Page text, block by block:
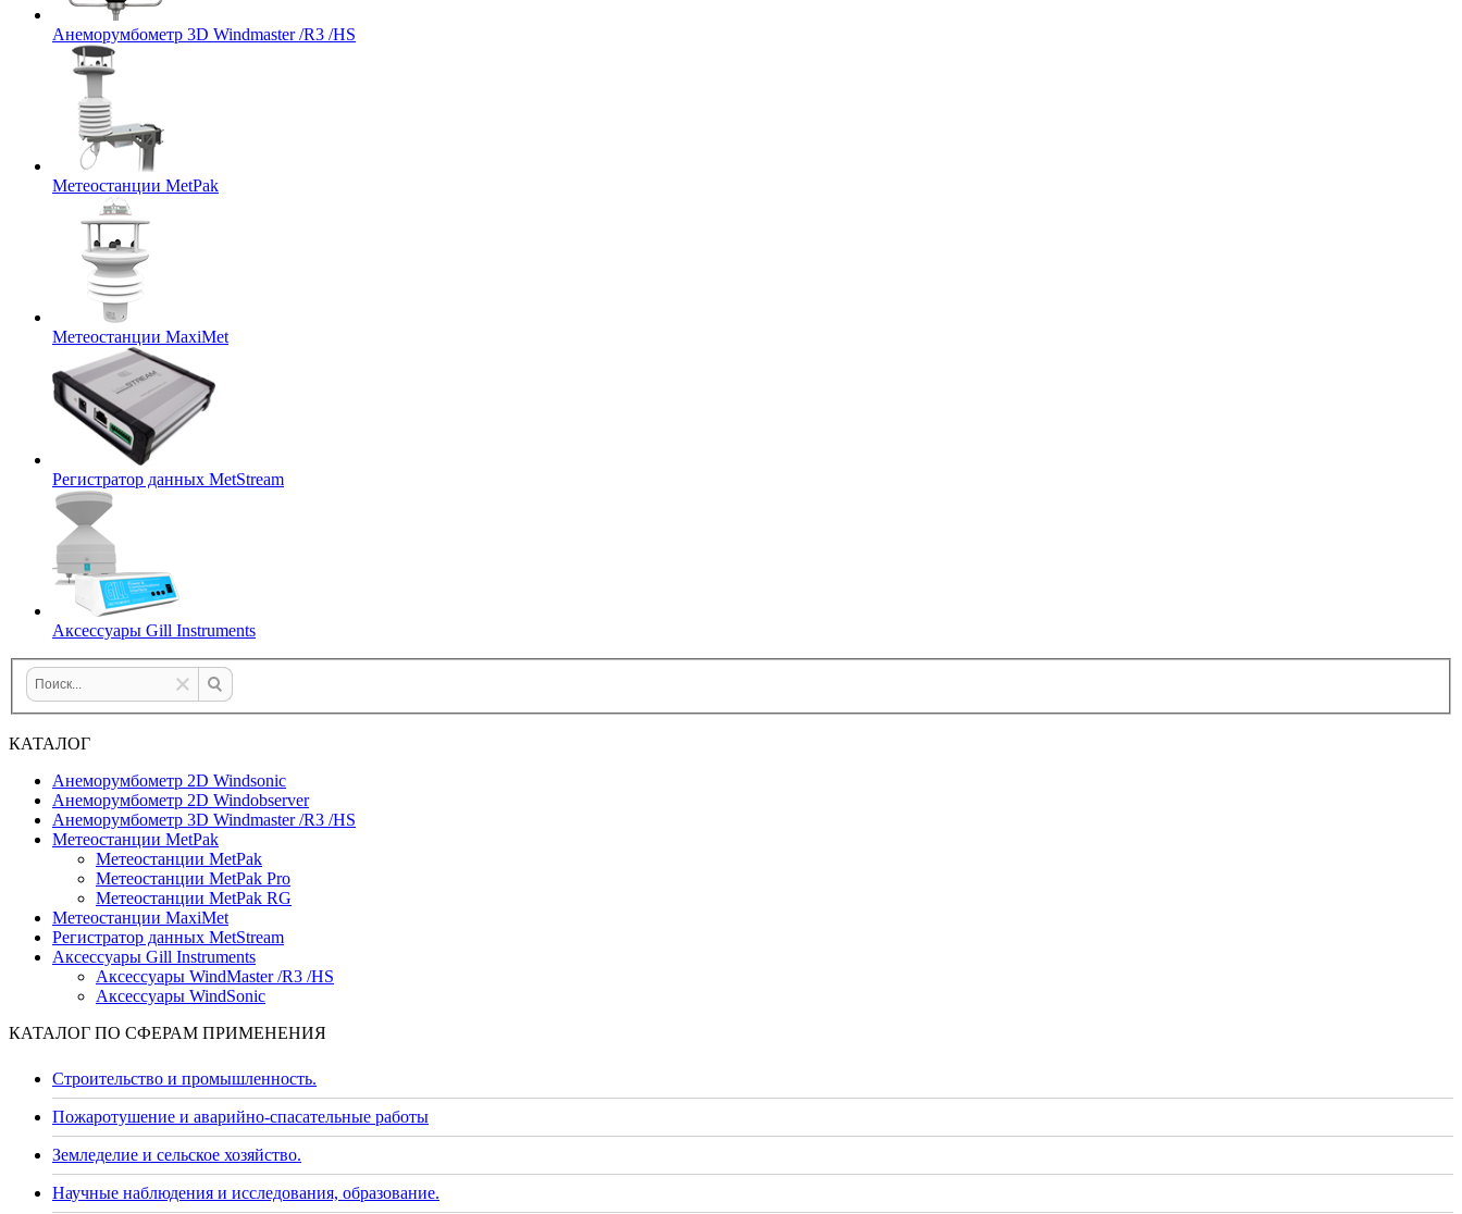
Анеморумбометр 3D Windmaster /R3 /HS
Метеостанции MetPak
Метеостанции MaxiMet
Регистратор данных MetStream
Аксессуары Gill Instruments
КАТАЛОГ
Анеморумбометр 2D Windsonic
Анеморумбометр 2D Windobserver
Анеморумбометр 3D Windmaster /R3 /HS
Метеостанции MetPak
Метеостанции MetPak
Метеостанции MetPak Pro
Метеостанции MetPak RG
Метеостанции MaxiMet
Регистратор данных MetStream
Аксессуары Gill Instruments
Аксессуары WindMaster /R3 /HS
Аксессуары WindSonic
КАТАЛОГ ПО СФЕРАМ ПРИМЕНЕНИЯ
Строительство и промышленность.
Пожаротушение и аварийно-спасательные работы
Земледелие и сельское хозяйство.
Научные наблюдения и исследования, образование.